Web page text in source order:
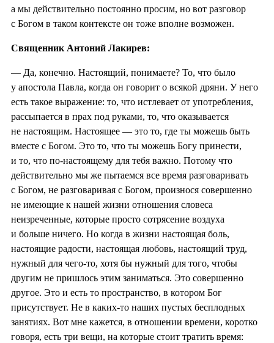
а мы действительно постоянно просим, но вот разговор
с Богом в таком контексте он тоже вполне возможен.
Священник Антоний Лакирев:
— Да, конечно. Настоящий, понимаете? То, что было
у апостола Павла, когда он говорит о всякой дряни. У него
есть такое выражение: то, что истлевает от употребления,
рассыпается в прах под руками, то, что оказывается
не настоящим. Настоящее — это то, где ты можешь быть
вместе с Богом. Это то, что ты можешь Богу принести,
и то, что по-настоящему для тебя важно. Потому что
действительно мы же пытаемся все время разговаривать
с Богом, не разговаривая с Богом, произнося совершенно
не имеющие к нашей жизни отношения словеса
неизреченные, которые просто сотрясение воздуха
и больше ничего. Но когда в жизни настоящая боль,
настоящие радости, настоящая любовь, настоящий труд,
нужный для чего-то, хотя бы нужный для того, чтобы
другим не пришлось этим заниматься. Это совершенно
другое. Это и есть то пространство, в котором Бог
присутствует. Не в каких-то наших пустых бесплодных
занятиях. Вот мне кажется, в отношении времени, коротко
говоря, есть три вещи, на которые стоит тратить время: